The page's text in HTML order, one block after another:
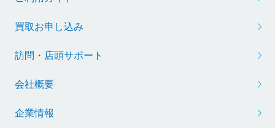
買取お申し込み
訪問・店頭サポート
会社概要
企業情報